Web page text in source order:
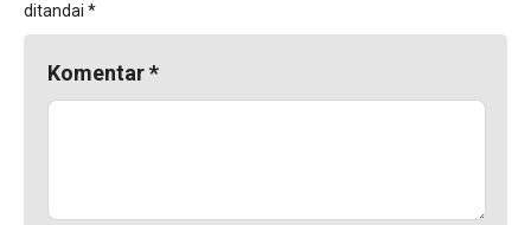
ditandai *
Komentar*